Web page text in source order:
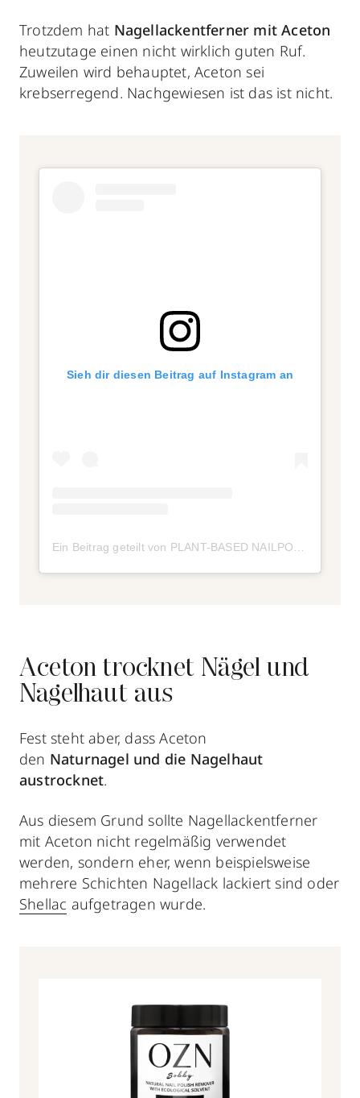
Trotzdem hat Nagellackentferner mit Aceton
heutzutage einen nicht wirklich guten Ruf.
Zuweilen wird behauptet, Aceton sei
krebserregend. Nachgewiesen ist das ist nicht.
Sieh dir diesen Beitrag auf Instagram an
Aceton trocknet Nägel und
Nagelhaut aus
Fest steht aber, dass Aceton
den Naturnagel und die Nagelhaut
austrocknet.
Aus diesem Grund sollte Nagellackentferner
mit Aceton nicht regelmäßig verwendet
werden, sondern eher, wenn beispielsweise
mehrere Schichten Nagellack lackiert sind oder
Shellac aufgetragen wurde.